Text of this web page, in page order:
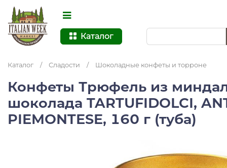
Каталог
Каталог / Сладости / Шоколадные конфеты и торроне
Конфеты Трюфель из
шоколада TARTUFIDOLCI,
PIEMONTESE, 160 г (туба)